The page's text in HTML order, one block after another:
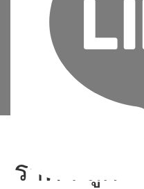
เสื้อ
ราคา ถูก